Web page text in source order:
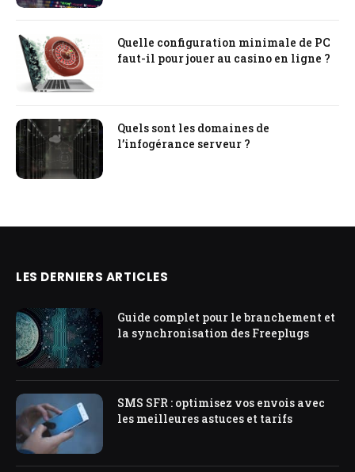
Quelle configuration minimale de PC
faut-il pour jouer au casino en ligne ?
Quels sont les domaines de
l’infogérance serveur ?
LES DERNIERS ARTICLES
Guide complet pour le branchement et
la synchronisation des Freeplugs
SMS SFR : optimisez vos envois avec
les meilleures astuces et tarifs